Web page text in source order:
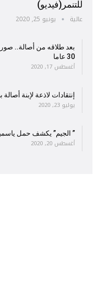
للتنمر(فيديو)
عالية يونيو 25, 2020
بعد طلاقه من أصالة..
30 عاما
أغسطس 17, 2020
إنتقادات لاذعة لإبنة
يوليو 23, 2020
” الجيم” يكشف حمل
أغسطس 20, 2020